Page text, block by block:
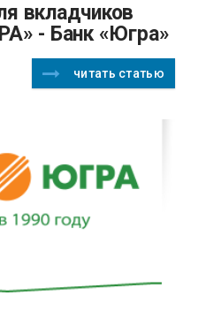
- Банк «Югра»
читать статью